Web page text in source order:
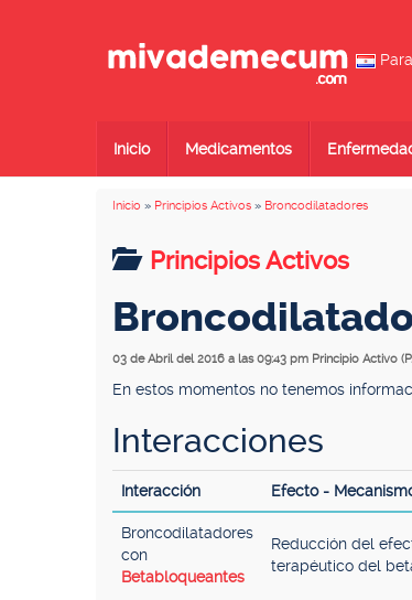
Inicio Medicamentos
Inicio » Principios Activos » Broncodilatadores
Principios Activos
03 de Abril del 2016 a las 09:43 pm Principio Activo
En estos momentos no tenemos
Interacciones
Interacción Efecto -
Broncodilatadores
con
Betabloqueantes
Reducción del
terapéutico del